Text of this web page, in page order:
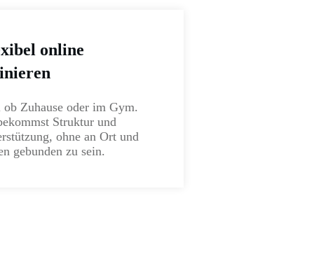
online
ob Zuhause oder im Gym.
Struktur und
ohne an Ort und
gebunden zu sein.